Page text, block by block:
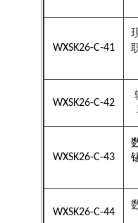
WXSK26-C-41
WXSK26-C-42
WXSK26-C-43
WXSK26-C-44